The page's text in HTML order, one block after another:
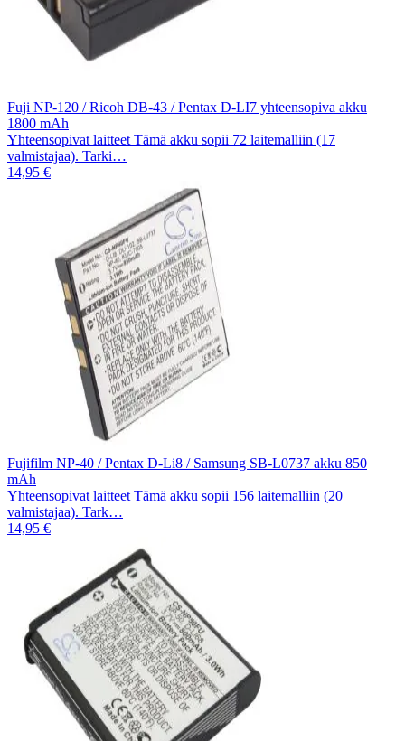
Fuji NP-120 / Ricoh DB-43 / Pentax D-LI7 yhteensopiva akku
1800 mAh
Yhteensopivat laitteet Tämä akku sopii 72 laitemalliin (17
valmistajaa). Tarki…
14,95 €
Fujifilm NP-40 / Pentax D-Li8 / Samsung SB-L0737 akku 850
mAh
Yhteensopivat laitteet Tämä akku sopii 156 laitemalliin (20
valmistajaa). Tark…
14,95 €